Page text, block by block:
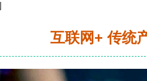
互联网+ 传统